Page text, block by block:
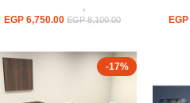
EGP
ترابيزات,
EGP8,100.00
EGP 6,750.00
-17%